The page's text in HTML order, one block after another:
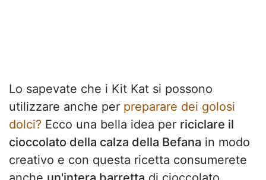
Lo sapevate che i Kit Kat si possono
utilizzare anche per preparare dei golosi
dolci? Ecco una bella idea per riciclare il
cioccolato della calza della Befana in modo
creativo e con questa ricetta consumerete